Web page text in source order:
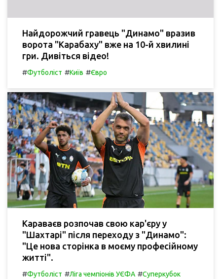
Найдорожчий гравець "Динамо" вразив
ворота "Карабаху" вже на 10-й хвилині
гри. Дивіться відео!
#Футболіст #Київ #Євро
Караваєв розпочав свою кар'єру у
"Шахтарі" після переходу з "Динамо":
"Це нова сторінка в моєму професійному
житті".
#Футболіст #Ліга чемпіонів УЄФА #Суперкубок